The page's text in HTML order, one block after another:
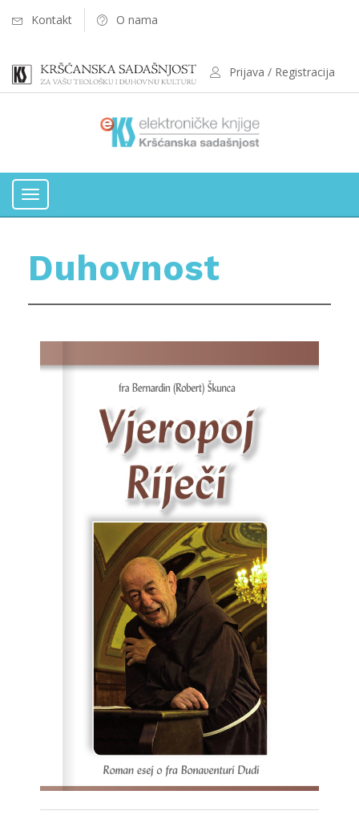
Kontakt O nama
Prijava / Registracija
Toggle
Duhovnost